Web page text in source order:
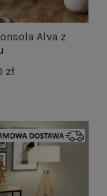
Alva z
zł